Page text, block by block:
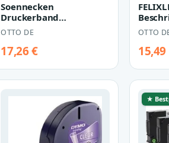
Soennecken
Druckerband
Korrekturband Lift Off
Gr.143 5 St./Pack.
OTTO DE
17,26 €
OTTO
15,49
★